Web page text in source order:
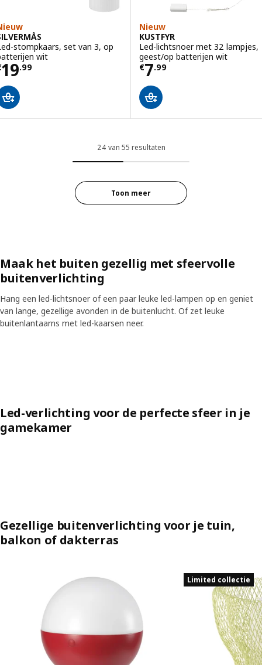
stompkaars, set van 3, op
wit
19.99€ 19.99
Nieuw
KUSTFYR
Led-lichtsnoer met 32 lampjes,
geest/op batterijen wit
€7.99
Prijs € 7.99
24 van 55 resultaten
Toon meer
Maak het buiten gezellig met sfeervolle
buitenverlichting
Hang een led-lichtsnoer of een paar leuke led-lampen op en geniet
van lange, gezellige avonden in de buitenlucht. Of zet leuke
buitenlantaarns met led-kaarsen neer.
Led-verlichting voor de perfecte sfeer in je
gamekamer
Gezellige buitenverlichting voor je tuin,
balkon of dakterras
Sla vermelding over Limited collectie